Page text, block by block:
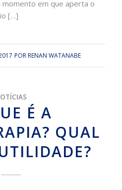
momento em que aperta o
[…]
PORRENAN WATANABE
É A
QUAL